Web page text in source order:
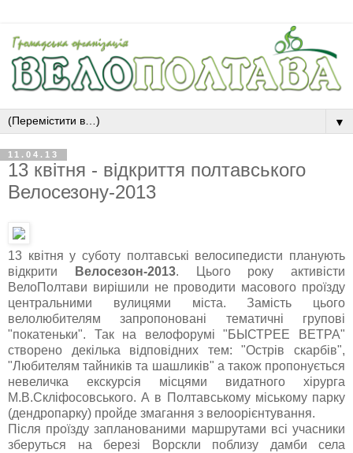
▼
11.04.13
13 квітня - відкриття полтавського
Велосезону-2013
13 квітня у суботу полтавські велосипедисти планують
відкрити
Велосезон-2013. Цього року активісти
ВелоПолтави вирішили не проводити масового проїзду
центральними вулицями міста. Замість цього
велолюбителям запропоновані тематичні групові
"покатеньки". Так на велофорумі "БЫСТРЕЕ ВЕТРА"
створено декілька відповідних тем: "Острів скарбів",
"Любителям тайників та шашликів" а також пропонується
невеличка екскурсія місцями видатного хірурга
М.В.Скліфосовського. А в Полтавському міському парку
(дендропарку) пройде змагання з велоорієнтування.
Після проїзду запланованими маршрутами всі учасники
зберуться на березі Ворскли поблизу дамби села